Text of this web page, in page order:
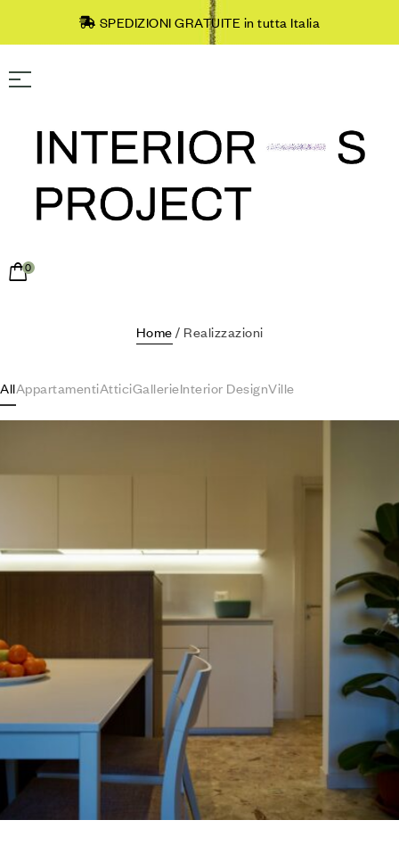
SPEDIZIONI GRATUITE in tutta Italia
0
Home / Realizzazioni
AllAppartamentiAtticiGallerieInterior DesignVille
Appartamento 2